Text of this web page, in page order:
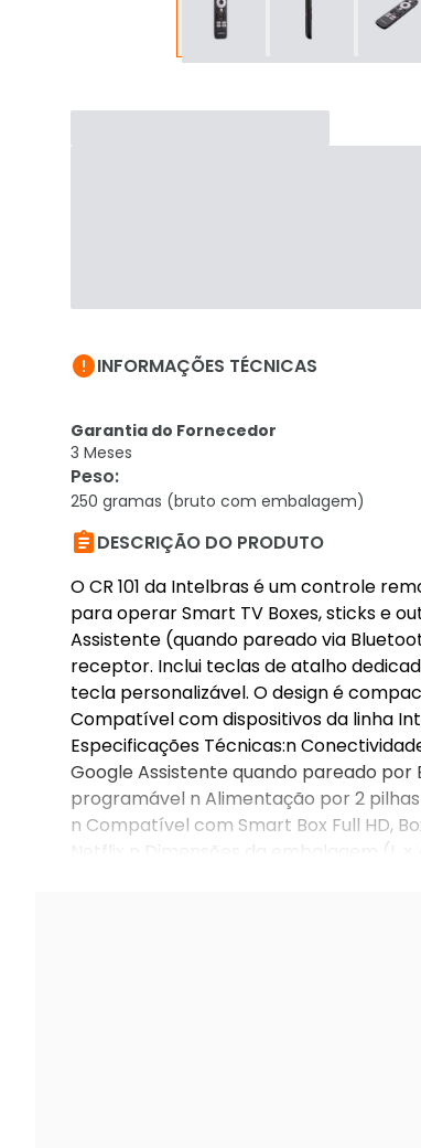
INFORMAÇÕES TÉCNICAS
Garantia do Fornecedor
3 Meses
Peso:
250 gramas (bruto com embalagem)
DESCRIÇÃO DO PRODUTO
O CR 101 da Intelbras é um controle
para operar Smart TV Boxes, sticks e
Assistente (quando pareado via
receptor. Inclui teclas de atalho
tecla personalizável. O design é
Compatível com dispositivos da linha
Especificações Técnicas:n
Google Assistente quando pareado por
programável n Alimentação por 2
n Compatível com Smart Box Full HD,
Netflix n Dimensões da embalagem (L ×